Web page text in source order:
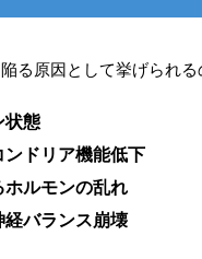
る原因として挙げられ
状態
ドリア機能低下
ルモンの乱れ
経バランス崩壊